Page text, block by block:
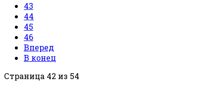
43
44
45
46
Вперед
В конец
Страница 42 из 54